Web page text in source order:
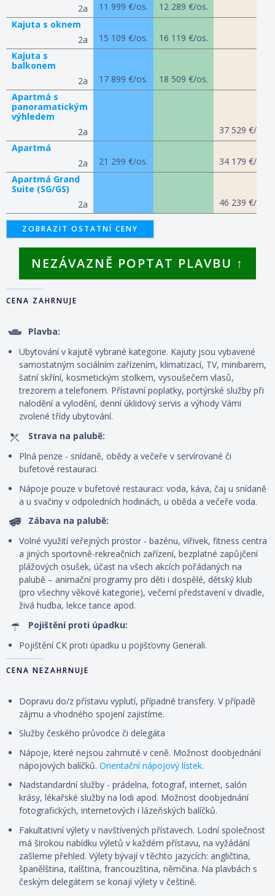
2a
11 999 €/os.
12 289 €/os.
Kajuta s oknem
2a
15 109 €/os.
16 119 €/os.
Kajuta s
balkonem
2a
17 899 €/os.
18 509 €/os.
Apartmá s
panoramatickým
výhledem
2a
37 529 €/os.
Apartmá
2a
21 299 €/os.
34 179 €/os.
Apartmá Grand
Suite (SG/GS)
2a
46 239 €/os.
ZOBRAZIT OSTATNÍ CENY
NEZÁVAZNĚ POPTAT PLAVBU ↑
CENA ZAHRNUJE
Plavba:
Ubytování v kajutě vybrané kategorie. Kajuty jsou vybavené
samostatným sociálním zařízením, klimatizací, TV, minibarem,
šatní skříní, kosmetickým stolkem, vysoušečem vlasů,
trezorem a telefonem. Přístavní poplatky, portýrské služby při
nalodění a vylodění, denní úklidový servis a výhody Vámi
zvolené třídy ubytování.
Strava na palubě:
Plná penze - snídaně, obědy a večeře v servírované či
bufetové restauraci.
Nápoje pouze v bufetové restauraci: voda, káva, čaj u snídaně
a u svačiny v odpoledních hodinách, u oběda a večeře voda.
Zábava na palubě:
Volné využití veřejných prostor - bazénu, vířivek, fitness centra
a jiných sportovně-rekreačních zařízení, bezplatné zapůjčení
plážových osušek, účast na všech akcích pořádaných na
palubě – animační programy pro děti i dospělé, dětský klub
(pro všechny věkové kategorie), večerní představení v divadle,
živá hudba, lekce tance apod.
Pojištění proti úpadku:
Pojištění CK proti úpadku u pojišťovny Generali.
CENA NEZAHRNUJE
Dopravu do/z přístavu vyplutí, případné transfery. V případě
zájmu a vhodného spojení zajistíme.
Služby českého průvodce či delegáta
Nápoje, které nejsou zahrnuté v ceně. Možnost doobjednání
nápojových balíčků. Orientační nápojový lístek.
Nadstandardní služby - prádelna, fotograf, internet, salón
krásy, lékařské služby na lodi apod. Možnost doobjednání
fotografických, internetových i lázeňských balíčků.
Fakultativní výlety v navštívených přístavech. Lodní společnost
má širokou nabídku výletů v každém přístavu, na vyžádání
zašleme přehled. Výlety bývají v těchto jazycích: angličtina,
španělština, italština, francouzština, němčina. Na plavbách s
českým delegátem se konají výlety v češtině.